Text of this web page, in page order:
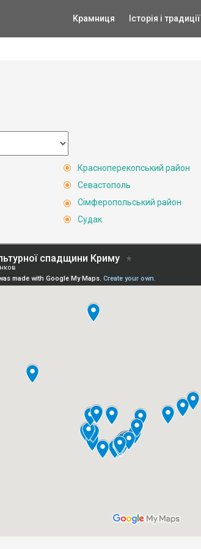
Крамниця Історія і традиції
Красноперекопський район
Севастополь
Сімферопольський район
Судак